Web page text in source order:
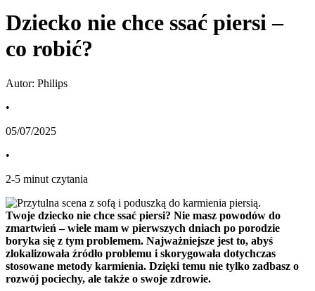
Dziecko nie chce ssać piersi –
co robić?
Autor: Philips
•
05/07/2025
•
2-5 minut czytania
Twoje dziecko nie chce ssać piersi? Nie masz powodów do
zmartwień – wiele mam w pierwszych dniach po porodzie
boryka się z tym problemem. Najważniejsze jest to, abyś
zlokalizowała źródło problemu i skorygowała dotychczas
stosowane metody karmienia. Dzięki temu nie tylko zadbasz o
rozwój pociechy, ale także o swoje zdrowie.